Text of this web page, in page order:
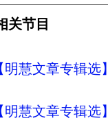
关节目
明慧文章专辑
明慧文章专辑